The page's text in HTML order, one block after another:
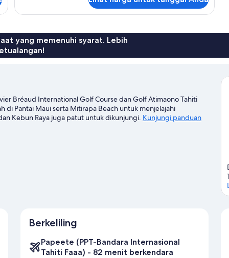
Studio
laut
terbatas
yang memenuhi syarat. Lebih
Bréaud International Golf Course dan Golf Atimaono Tahiti
di Pantai Maui serta Mitirapa Beach untuk menjelajahi
Kebun Raya juga patut untuk dikunjungi. Kunjungi panduan
Berkeliling
Papeete (PPT-Bandara Internasional
Tahiti Faaa) - 82 menit berkendara